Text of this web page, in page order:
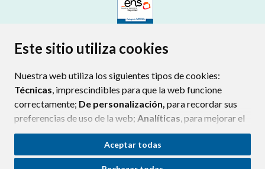
Este sitio utiliza cookies
Nuestra web utiliza los siguientes tipos de cookies:
Técnicas, imprescindibles para que la web funcione
correctamente; De personalización, para recordar sus
preferencias de uso de la web; Analíticas, para mejorar el
funcionamiento de la web y sus servicios.
Si acepta pulsando el botón“Aceptar todas”
Aceptar todas